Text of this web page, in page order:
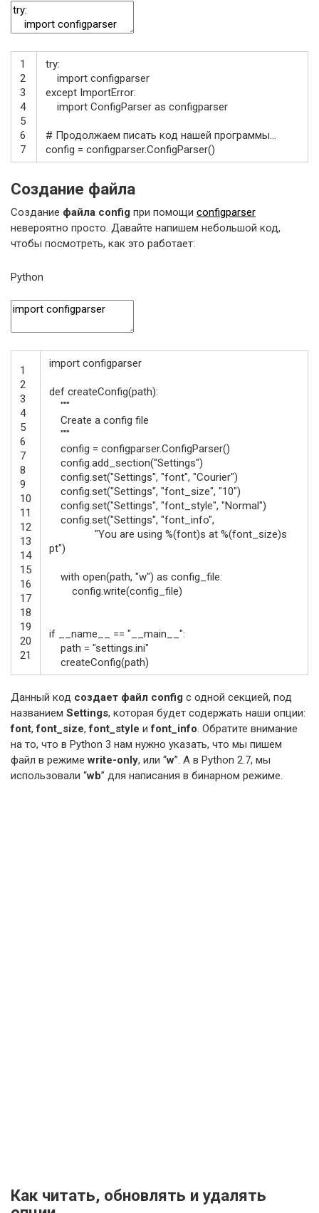
1
2
3
4
5
6
7
try:
import configparser
except ImportError:
import ConfigParser as configparser
# Продолжаем писать код нашей программы...
config = configparser.ConfigParser()
Создание файла
Создание файла config при помощи configparser
невероятно просто. Давайте напишем небольшой код,
чтобы посмотреть, как это работает:
Python
1
2
3
4
5
6
7
8
9
10
11
12
13
14
15
16
17
18
19
20
21
import configparser
def createConfig(path):
"""
Create a config file
"""
config = configparser.ConfigParser()
config.add_section("Settings")
config.set("Settings", "font", "Courier")
config.set("Settings", "font_size", "10")
config.set("Settings", "font_style", "Normal")
config.set("Settings", "font_info",
"You are using %(font)s at %(font_size)s
pt")
with open(path, "w") as config_file:
config.write(config_file)
if __name__ == "__main__":
path = "settings.ini"
createConfig(path)
Данный код создает файл config с одной секцией, под
названием Settings, которая будет содержать наши опции:
font,font_size,font_style иfont_info. Обратите внимание
на то, что в Python 3 нам нужно указать, что мы пишем
файл в режимеwrite-only, или “w”. А в Python 2.7, мы
использовали “wb” для написания в бинарном режиме.
Как читать, обновлять и удалять